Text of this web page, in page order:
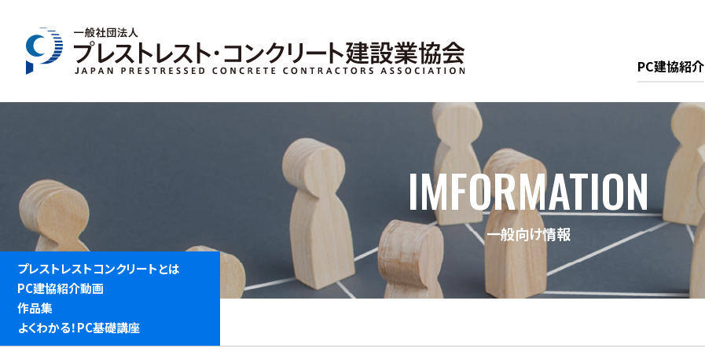
PC建協紹介
IMFORMATION
一般向け情報
プレストレストコンクリートとは
PC建協紹介動画
作品集
よくわかる！PC基礎講座